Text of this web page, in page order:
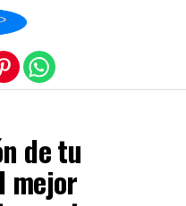
de tu
mejor
móvil